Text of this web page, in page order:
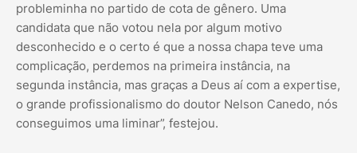
probleminha no partido de cota de gênero. Uma
candidata que não votou nela por algum motivo
desconhecido e o certo é que a nossa chapa teve uma
complicação, perdemos na primeira instância, na
segunda instância, mas graças a Deus aí com a expertise,
o grande profissionalismo do doutor Nelson Canedo, nós
conseguimos uma liminar”, festejou.